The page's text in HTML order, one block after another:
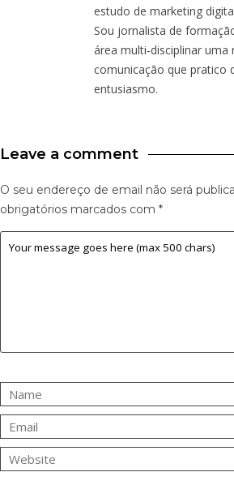
estudo de marketing
Sou jornalista de
área multi-disciplinar uma
comunicação que pratico
entusiasmo.
Leave a comment
O seu endereço de email não será
obrigatórios marcados com *